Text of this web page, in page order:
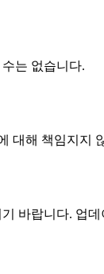
는 없습니다.
대해 책임지지
바랍니다. 업